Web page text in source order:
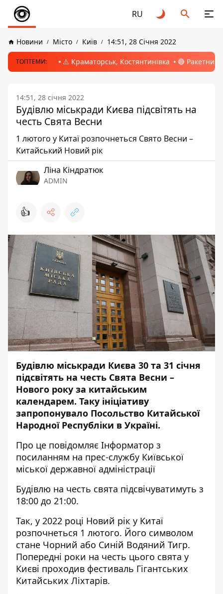
RU
Новини Місто Київ 14:51, 28 Січня 2022
ТОПТЕМИ: ⚠️ Краматорськ, Костянтинівка 🔴 Ракетний
14:51, 28 січня 2022
Будівлю міськради Києва підсвітять на
честь Свята Весни
1 лютого у Китаї розпочнеться Свято Весни –
Китайський Новий рік
Ліна Кіндратюк
ADMIN
👍
Будівлю міськради Києва 30 та 31 січня
підсвітять на честь Свята Весни –
Нового року за китайським
календарем. Таку ініціативу
запропонувало Посольство Китайської
Народної Республіки в Україні.
Про це повідомляє Інформатор з
посиланням на прес-службу Київської
міської державної адміністрації
Будівлю на честь свята підсвічуватимуть з
18:00 до 21:00.
Так, у 2022 році Новий рік у Китаї
розпочнеться 1 лютого. Його символом
стане Чорний або Синій Водяний Тигр.
Попередні роки на честь цього свята у
Києві проходив фестиваль Гігантських
Китайських Ліхтарів.